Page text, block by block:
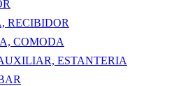
RECIBIDOR
COMODA
ESTANTERIA